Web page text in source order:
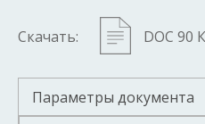
Скачать: DOC 90
Параметры документа